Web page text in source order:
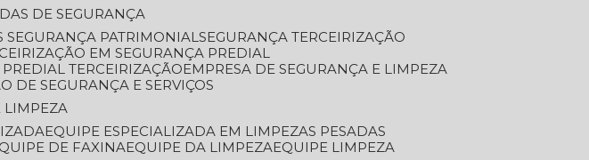
DE SEGURANÇA
SEGURANÇA PATRIMONIAL SEGURANÇA TERCEIRIZAÇÃO
EM SEGURANÇA PREDIAL
PREDIAL TERCEIRIZAÇÃO
EMPRESA DE SEGURANÇA E LIMPEZA
DE SEGURANÇA E SERVIÇOS
LIMPEZA
EQUIPE ESPECIALIZADA EM LIMPEZAS PESADAS
EQUIPE DE FAXINA EQUIPE DA LIMPEZA EQUIPE LIMPEZA